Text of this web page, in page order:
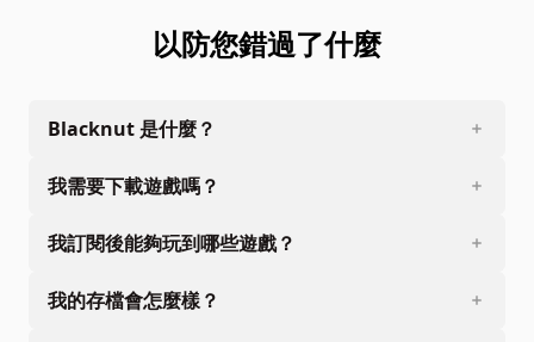
以防您錯過了什麼
Blacknut 是什麼？
我需要下載遊戲嗎？
我訂閱後能夠玩到哪些遊戲？
我的存檔會怎麼樣？